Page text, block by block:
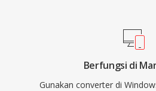
Berfungsi di
Gunakan converter di